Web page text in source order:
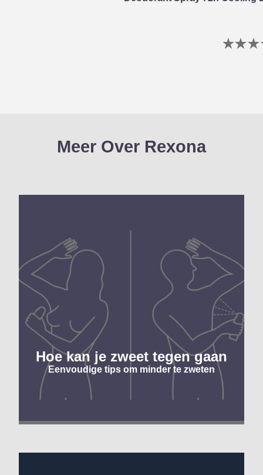
Meer Over Rexona
Hoe kan je zweet tegen gaan
Eenvoudige tips om minder te zweten